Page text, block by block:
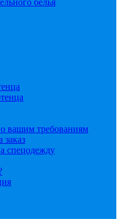
белья
вашим требованиям
спецодежду